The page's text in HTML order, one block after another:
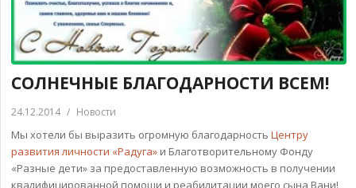
СОЛНЕЧНЫЕ БЛАГОДАРНОСТИ ВСЕМ!
24.12.2014 / Новости
Мы хотели бы выразить огромную благодарность Центру
развития личности «Радуга» и Благотворительному Фонду
«Разные дети» за предоставленную возможность в получении
квалифицированной помощи и реабилитации моего сына Вани!